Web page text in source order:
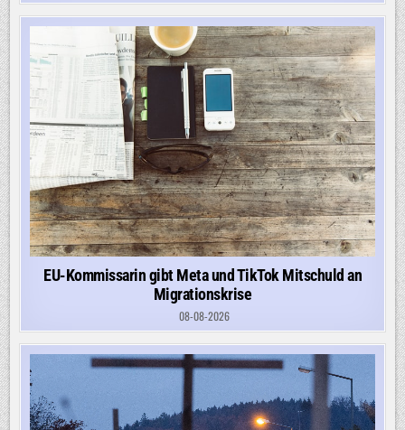
EU-Kommissarin gibt Meta und TikTok Mitschuld an
Migrationskrise
08-08-2026